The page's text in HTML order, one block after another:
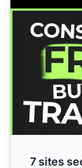
7 sites